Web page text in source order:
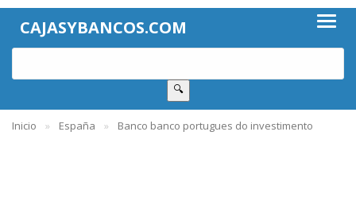
CAJASYBANCOS.COM
🔍
Inicio España Banco banco portugues do investimento